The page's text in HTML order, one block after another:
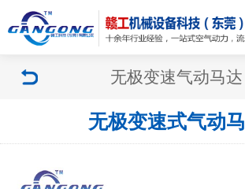
无极变速气动马达
无极变速式气动